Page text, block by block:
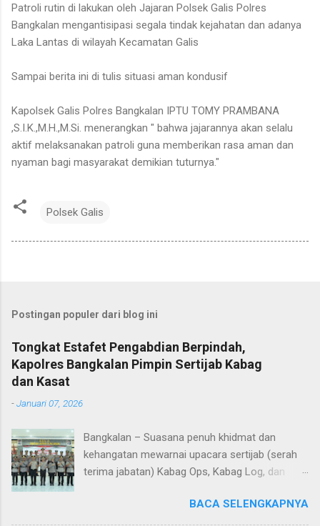
Patroli rutin di lakukan oleh Jajaran Polsek Galis Polres
Bangkalan mengantisipasi segala tindak kejahatan dan adanya
Laka Lantas di wilayah Kecamatan Galis
Sampai berita ini di tulis situasi aman kondusif
Kapolsek Galis Polres Bangkalan IPTU TOMY PRAMBANA
,S.I.K.,M.H.,M.Si. menerangkan " bahwa jajarannya akan selalu
aktif melaksanakan patroli guna memberikan rasa aman dan
nyaman bagi masyarakat demikian tuturnya."
Polsek Galis
Postingan populer dari blog ini
Tongkat Estafet Pengabdian Berpindah,
Kapolres Bangkalan Pimpin Sertijab Kabag
dan Kasat
-Januari 07, 2026
Bangkalan – Suasana penuh khidmat dan
kehangatan mewarnai upacara sertijab (serah
terima jabatan) Kabag Ops, Kabag Log, dan
Aula Sarja Arya Racana Polres Bangkalan, Rabu
(07/01/2026). Upacara tersebut menjadi
BACA SELENGKAPNYA